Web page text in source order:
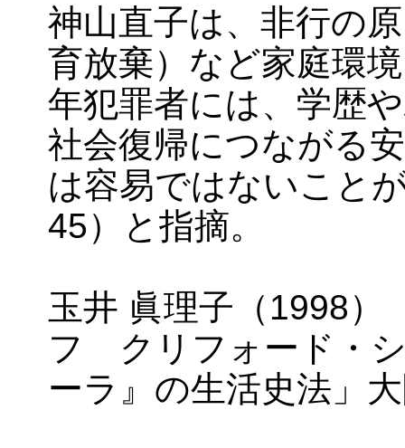
神山直子は、非行の
育放棄）など家庭環
年犯罪者には、学歴
社会復帰につながる
は容易ではないこと
45）と指摘。
玉井 眞理子（1998）
フ クリフォード・
ーラ』の生活史法」